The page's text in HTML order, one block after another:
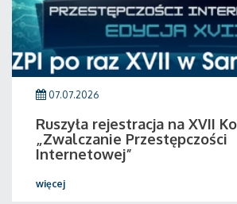
07.07.2026
Ruszyła rejestracja na XVII
„Zwalczanie Przestępczości
Internetowej”
więcej